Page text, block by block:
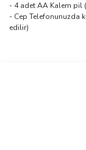
- 4 adet AA Kalem pil
- Cep Telefonunuzda
edilir)